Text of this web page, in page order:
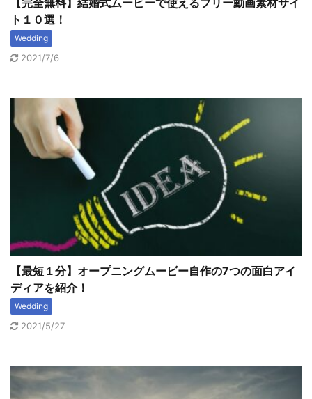
【完全無料】結婚式ムービーで使えるフリー動画素材サイ
ト１０選！
Wedding
2021/7/6
【最短１分】オープニングムービー自作の7つの面白アイ
ディアを紹介！
Wedding
2021/5/27